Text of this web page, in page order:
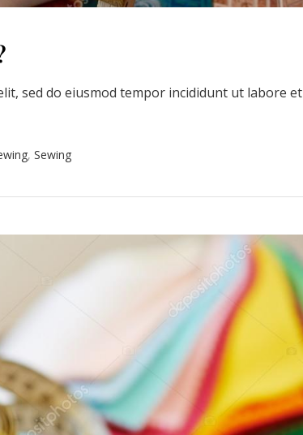
sed do eiusmod tempor incididunt ut labore et
, Sewing